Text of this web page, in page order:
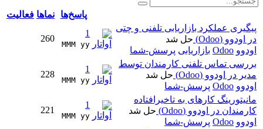
پاسخ‌ها نماها فعالیت
پیگیری عملکرد بازاریابی تلفنی و چتی
در اودوو (Odoo)
حل شد
اودوو Odoo بازاریابی پرسش-شما
1
MMM yy
260
بررسی تماس تلفنی کارمندان توسط
مدیر در اودوو (Odoo)
حل شد
اودوو Odoo پرسش-شما
1
MMM yy
228
مانیتورینگ کارهای به تاخیرافتاده
کارمندان در اودوو (Odoo)
حل شد
اودوو Odoo پرسش-شما
1
MMM yy
221